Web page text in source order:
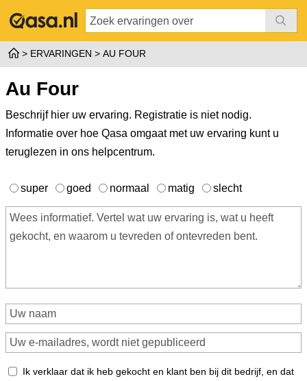
ERVARINGEN AU FOUR
Au Four
Beschrijf hier uw ervaring. Registratie is niet nodig.
Informatie over hoe Qasa omgaat met uw ervaring kunt u
teruglezen in ons helpcentrum.
super goed normaal matig slecht
Ik verklaar dat ik heb gekocht en klant ben bij dit bedrijf, en dat